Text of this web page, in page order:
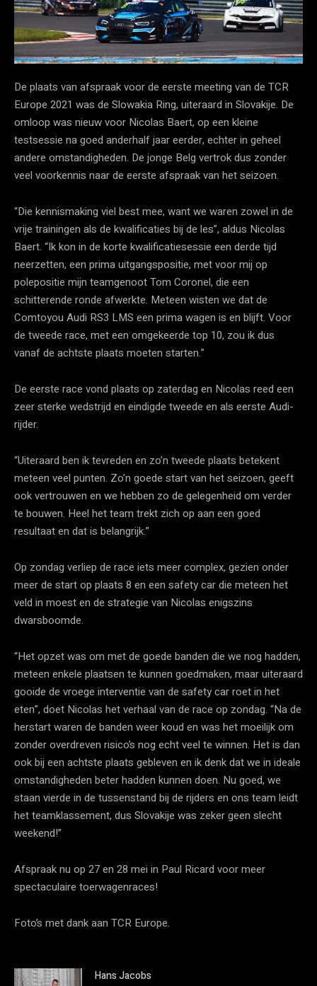
De plaats van afspraak voor de eerste meeting van de TCR
Europe 2021 was de Slowakia Ring, uiteraard in Slovakije. De
omloop was nieuw voor Nicolas Baert, op een kleine
testsessie na goed anderhalf jaar eerder, echter in geheel
andere omstandigheden. De jonge Belg vertrok dus zonder
veel voorkennis naar de eerste afspraak van het seizoen.
“Die kennismaking viel best mee, want we waren zowel in de
vrije trainingen als de kwalificaties bij de les”, aldus Nicolas
Baert. “Ik kon in de korte kwalificatiesessie een derde tijd
neerzetten, een prima uitgangspositie, met voor mij op
polepositie mijn teamgenoot Tom Coronel, die een
schitterende ronde afwerkte. Meteen wisten we dat de
Comtoyou Audi RS3 LMS een prima wagen is en blijft. Voor
de tweede race, met een omgekeerde top 10, zou ik dus
vanaf de achtste plaats moeten starten.”
De eerste race vond plaats op zaterdag en Nicolas reed een
zeer sterke wedstrijd en eindigde tweede en als eerste Audi-
rijder.
“Uiteraard ben ik tevreden en zo’n tweede plaats betekent
meteen veel punten. Zo’n goede start van het seizoen, geeft
ook vertrouwen en we hebben zo de gelegenheid om verder
te bouwen. Heel het team trekt zich op aan een goed
resultaat en dat is belangrijk.”
Op zondag verliep de race iets meer complex, gezien onder
meer de start op plaats 8 en een safety car die meteen het
veld in moest en de strategie van Nicolas enigszins
dwarsboomde.
“Het opzet was om met de goede banden die we nog hadden,
meteen enkele plaatsen te kunnen goedmaken, maar uiteraard
gooide de vroege interventie van de safety car roet in het
eten”, doet Nicolas het verhaal van de race op zondag. “Na de
herstart waren de banden weer koud en was het moeilijk om
zonder overdreven risico’s nog echt veel te winnen. Het is dan
ook bij een achtste plaats gebleven en ik denk dat we in ideale
omstandigheden beter hadden kunnen doen. Nu goed, we
staan vierde in de tussenstand bij de rijders en ons team leidt
het teamklassement, dus Slovakije was zeker geen slecht
weekend!”
Afspraak nu op 27 en 28 mei in Paul Ricard voor meer
spectaculaire toerwagenraces!
Foto’s met dank aan TCR Europe.
Hans Jacobs